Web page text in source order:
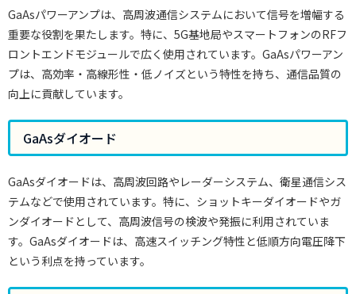
GaAsパワーアンプは、高周波通信システムにおいて信号を増幅する
重要な役割を果たします。特に、5G基地局やスマートフォンのRFフ
ロントエンドモジュールで広く使用されています。GaAsパワーアン
プは、高効率・高線形性・低ノイズという特性を持ち、通信品質の
向上に貢献しています。
GaAsダイオード
GaAsダイオードは、高周波回路やレーダーシステム、衛星通信シス
テムなどで使用されています。特に、ショットキーダイオードやガ
ンダイオードとして、高周波信号の検波や発振に利用されていま
す。GaAsダイオードは、高速スイッチング特性と低順方向電圧降下
という利点を持っています。